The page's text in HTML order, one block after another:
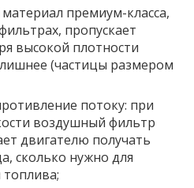
премиум-класса,
пропускает
высокой плотности
(частицы размером
потоку: при
воздушный фильтр
двигателю получать
сколько нужно для
топлива;